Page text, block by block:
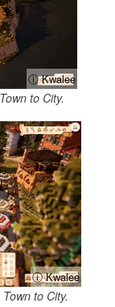
ⓘ Kwalee
to City.
ⓘ Kwalee
to City.